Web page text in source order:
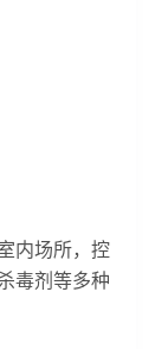
内场所，控
毒剂等多种